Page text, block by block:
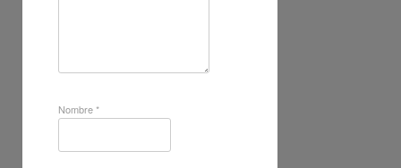
Nombre*